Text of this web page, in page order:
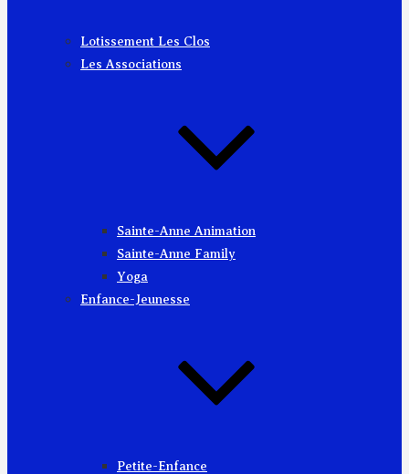
Lotissement Les Clos
Les Associations
Sainte-Anne Animation
Sainte-Anne Family
Yoga
Enfance-Jeunesse
Petite-Enfance